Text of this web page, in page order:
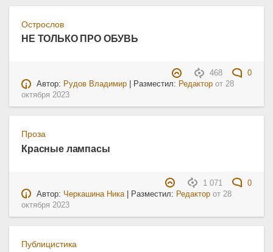
Острослов
НЕ ТОЛЬКО ПРО ОБУВЬ
468
0
Автор: Рудов Владимир | Разместил: Редактор от28
октября 2023
Проза
Красные лампасы
1 071
0
Автор: Черкашина Ника| Разместил: Редактор от28
октября 2023
Публицистика